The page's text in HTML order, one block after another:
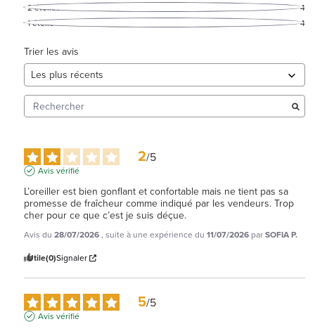
2étoiles
4
1étoile 4
Trier les avis
2/5
Avis vérifié
L’oreiller est bien gonflant et confortable mais ne tient pas sa
promesse de fraîcheur comme indiqué par les vendeurs. Trop
cher pour ce que c’est je suis déçue.
Avis du 28/07/2026, suite à une expérience du 11/07/2026 parSOFIA P.
Utile(0)Signaler
5/5
Avis vérifié